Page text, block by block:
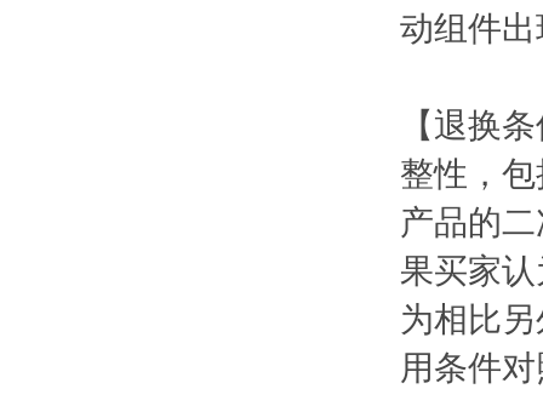
动组件
【退换
整性，
产品的
果买家
为相比
用条件